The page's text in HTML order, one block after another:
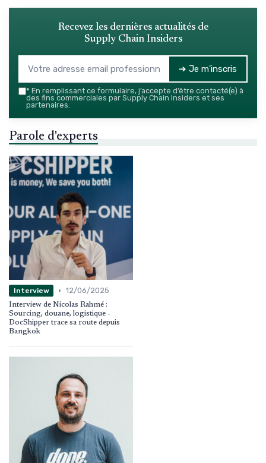
Recevez les dernières actualités de
Supply Chain Insiders
➔ Je m'inscris
* En remplissant ce formulaire, j’accepte d’être contacté(e) à
des fins commerciales par Supply Chain Insiders et ses
partenaires.
Parole d'experts
Interview • 12/06/2025
Interview de Nicolas Rahmé :
Sourcing, douane, logistique -
DocShipper trace sa route depuis
Bangkok